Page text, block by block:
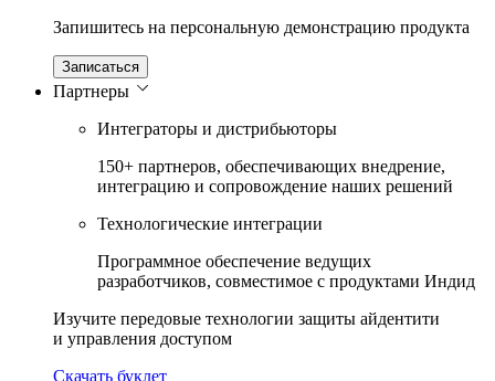
Запишитесь на персональную демонстрацию продукта
Записаться
Партнеры
Интеграторы и дистрибьюторы
150+ партнеров, обеспечивающих внедрение,
интеграцию и сопровождение наших решений
Технологические интеграции
Программное обеспечение ведущих
разработчиков, совместимое с продуктами Индид
Изучите передовые технологии защиты айдентити
и управления доступом
Скачать буклет